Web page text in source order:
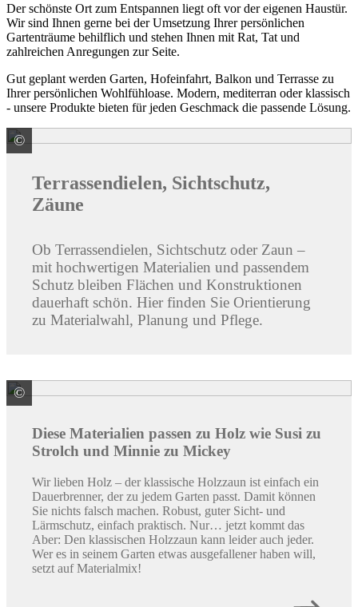
Der schönste Ort zum Entspannen liegt oft vor der eigenen Haustür.
Wir sind Ihnen gerne bei der Umsetzung Ihrer persönlichen
Gartenträume behilflich und stehen Ihnen mit Rat, Tat und
zahlreichen Anregungen zur Seite.
Gut geplant werden Garten, Hofeinfahrt, Balkon und Terrasse zu
Ihrer persönlichen Wohlfühloase. Modern, mediterran oder klassisch
- unsere Produkte bieten für jeden Geschmack die passende Lösung.
© Weltholz ZNL der Klöpferholz GmbH & Co. KG
Terrassendielen, Sichtschutz,
Zäune
Ob Terrassendielen, Sichtschutz oder Zaun –
mit hochwertigen Materialien und passendem
Schutz bleiben Flächen und Konstruktionen
dauerhaft schön. Hier finden Sie Orientierung
zu Materialwahl, Planung und Pflege.
© Brügmann TraumGarten GmbH
Diese Materialien passen zu Holz wie Susi zu
Strolch und Minnie zu Mickey
Wir lieben Holz – der klassische Holzzaun ist einfach ein
Dauerbrenner, der zu jedem Garten passt. Damit können
Sie nichts falsch machen. Robust, guter Sicht- und
Lärmschutz, einfach praktisch. Nur… jetzt kommt das
Aber: Den klassischen Holzzaun kann leider auch jeder.
Wer es in seinem Garten etwas ausgefallener haben will,
setzt auf Materialmix!